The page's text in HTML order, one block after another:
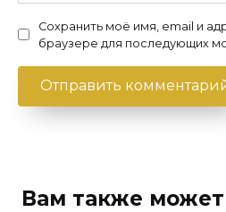
Сохранить моё имя, email и
браузере для последующих
Вам также может